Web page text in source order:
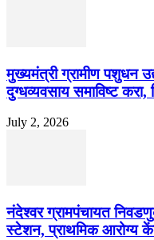
मुख्यमंत्री ग्रामीण पशुधन
दुग्धव्यवसाय समाविष्ट करा,
July 2, 2026
नंदेश्वर ग्रामपंचायत
स्टेशन, प्राथमिक आरोग्य